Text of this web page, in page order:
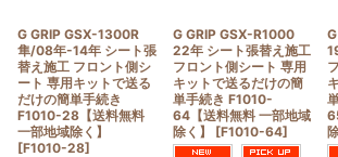
G GRIP GSX-1300R
隼/08年-14年 シート張
替え施工 フロント側シ
ート 専用キットで送る
だけの簡単手続き
F1010-28【送料無料
一部地域除く】
[F1010-28]
G GRIP GSX-R1000
22年 シート張替え施工
フロント側シート 専用
キットで送るだけの簡
単手続き F1010-
64【送料無料 一部地域
除く】
[F1010-64]